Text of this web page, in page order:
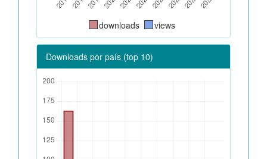
downloads views
Downloads por país (top 10)